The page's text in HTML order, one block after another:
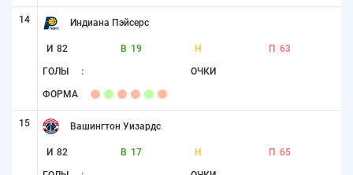
14 Индиана Пэйсерс
И 82 В 19 Н П 63
ГОЛЫ : ОЧКИ
ФОРМА
15 Вашингтон Уизардс
И 82 В 17 Н П 65